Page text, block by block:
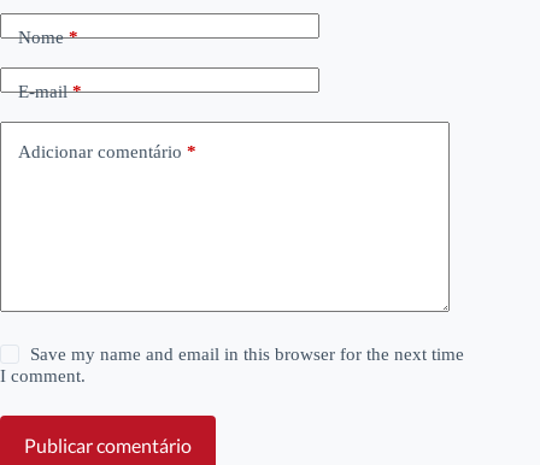
Nome*
E-mail*
Adicionar comentário *
Save my name and email in this browser for the next time
I comment.
Publicar comentário